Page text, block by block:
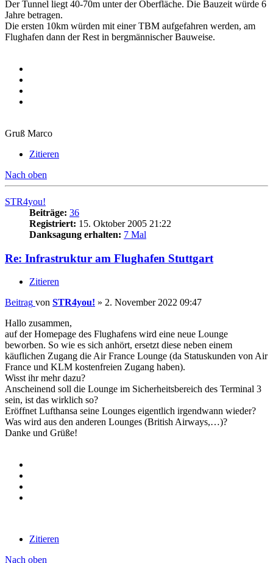
Der Tunnel liegt 40-70m unter der Oberfläche. Die Bauzeit würde 6
Jahre betragen.
Die ersten 10km würden mit einer TBM aufgefahren werden, am
Flughafen dann der Rest in bergmännischer Bauweise.
Gruß Marco
Zitieren
Nach oben
STR4you!
Beiträge: 36
Registriert: 15. Oktober 2005 21:22
Danksagung erhalten: 7 Mal
Re: Infrastruktur am Flughafen Stuttgart
Zitieren
Beitrag von STR4you! » 2. November 2022 09:47
Hallo zusammen,
auf der Homepage des Flughafens wird eine neue Lounge
beworben. So wie es sich anhört, ersetzt diese neben einem
käuflichen Zugang die Air France Lounge (da Statuskunden von Air
France und KLM kostenfreien Zugang haben).
Wisst ihr mehr dazu?
Anscheinend soll die Lounge im Sicherheitsbereich des Terminal 3
sein, ist das wirklich so?
Eröffnet Lufthansa seine Lounges eigentlich irgendwann wieder?
Was wird aus den anderen Lounges (British Airways,…)?
Danke und Grüße!
Zitieren
Nach oben